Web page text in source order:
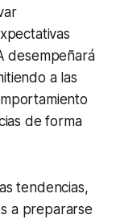
desempeñará
a las
de forma
tendencias,
a prepararse